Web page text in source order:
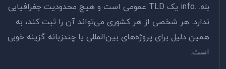
بله. .info یک TLD عمومی است و هیچ محدودیت جغرافیایی
ندارد. هر شخصی از هر کشوری می‌تواند آن را ثبت کند، به
همین دلیل برای پروژه‌های بین‌المللی یا چندزبانه گزینه خوبی
است.